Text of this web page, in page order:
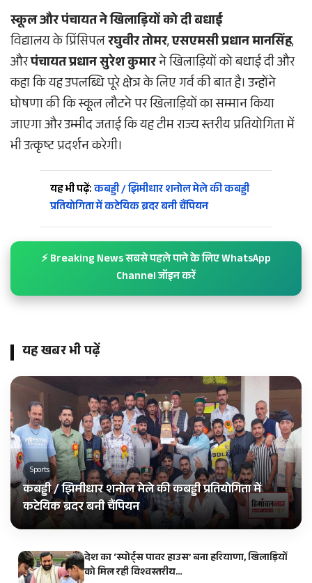
स्कूल और पंचायत ने खिलाड़ियों को दी बधाई
विद्यालय के प्रिंसिपलरघुवीर तोमर,एसएमसी प्रधान मानसिंह,
औरपंचायत प्रधान सुरेश कुमारने खिलाड़ियों को बधाई दी और
कहा कि यह उपलब्धि पूरे क्षेत्र के लिए गर्व की बात है। उन्होंने
घोषणा की कि स्कूल लौटने पर खिलाड़ियों का सम्मान किया
जाएगा और उम्मीद जताई कि यह टीम राज्य स्तरीय प्रतियोगिता में
भी उत्कृष्ट प्रदर्शन करेगी।
यह भी पढ़ें:कबड्डी / झिमीधार शनोल मेले की कबड्डी
प्रतियोगिता में कटेयिक ब्रदर बनी चैंपियन
⚡ Breaking News सबसे पहले पाने के लिए WhatsApp
Channel जॉइन करें
यह खबर भी पढ़ें
Sports
कबड्डी / झिमीधार शनोल मेले की कबड्डी प्रतियोगिता में
कटेयिक ब्रदर बनी चैंपियन
देश का ‘स्पोर्ट्स पावर हाउस’ बना हरियाणा, खिलाड़ियों
को मिल रही विश्वस्तरीय…